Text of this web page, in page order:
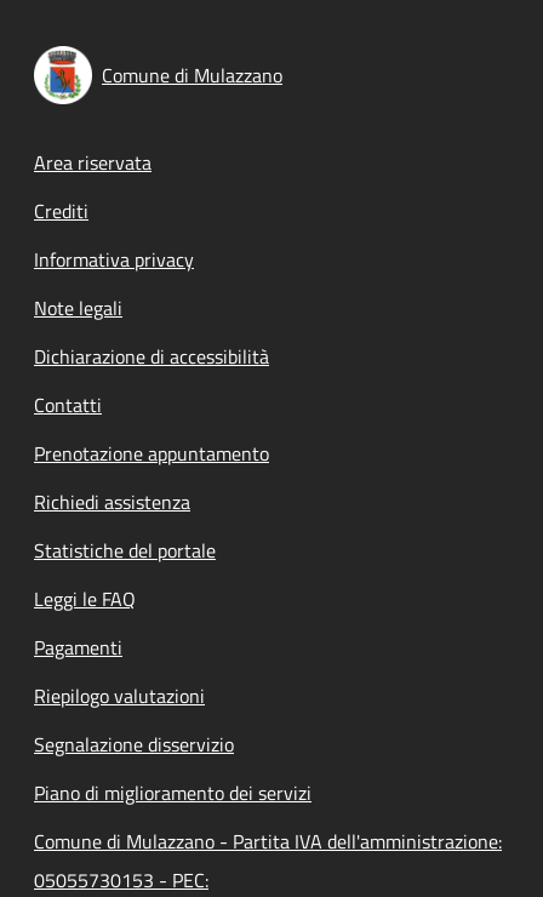
Comune di Mulazzano
Footer menu
Area riservata
Crediti
Informativa privacy
Note legali
Dichiarazione di accessibilità
Contatti
Prenotazione appuntamento
Richiedi assistenza
Statistiche del portale
Leggi le FAQ
Pagamenti
Riepilogo valutazioni
Segnalazione disservizio
Piano di miglioramento dei servizi
Comune di Mulazzano - Partita IVA dell'amministrazione:
05055730153 - PEC: